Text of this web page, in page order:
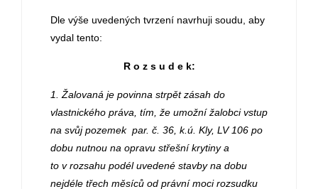
Dle výše uvedených tvrzení navrhuji soudu, aby
vydal tento:
R o z s u d e k:
1. Žalovaná je povinna strpět zásah do
vlastnického práva, tím, že umožní žalobci vstup
na svůj pozemek par. č. 36, k.ú. Kly, LV 106 po
dobu nutnou na opravu střešní krytiny a
to v rozsahu podél uvedené stavby na dobu
nejdéle třech měsíců od právní moci rozsudku